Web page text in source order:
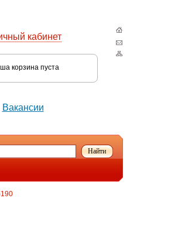
кабинет
корзина пуста
Вакансии